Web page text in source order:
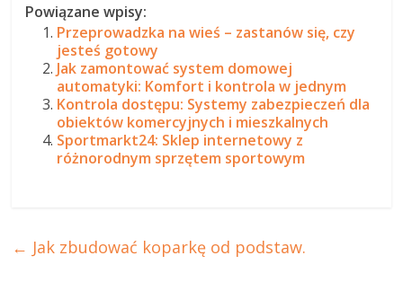
Powiązane wpisy:
Przeprowadzka na wieś – zastanów się, czy
jesteś gotowy
Jak zamontować system domowej
automatyki: Komfort i kontrola w jednym
Kontrola dostępu: Systemy zabezpieczeń dla
obiektów komercyjnych i mieszkalnych
Sportmarkt24: Sklep internetowy z
różnorodnym sprzętem sportowym
← Jak zbudować koparkę od podstaw.